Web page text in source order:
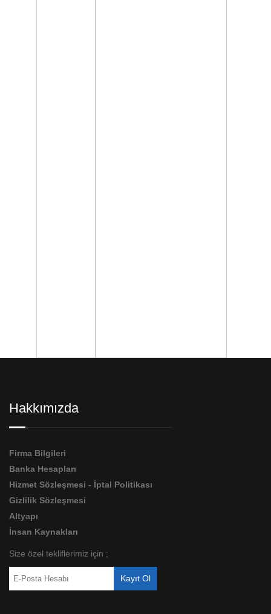
Hakkımızda
Firma Bilgileri
Banka Hesapları
Hizmet Sözleşmesi - İptal Politikası
Gizlilik Sözleşmesi
Altyapı
İnsan Kaynakları
Size özel tekliflerimiz için ;